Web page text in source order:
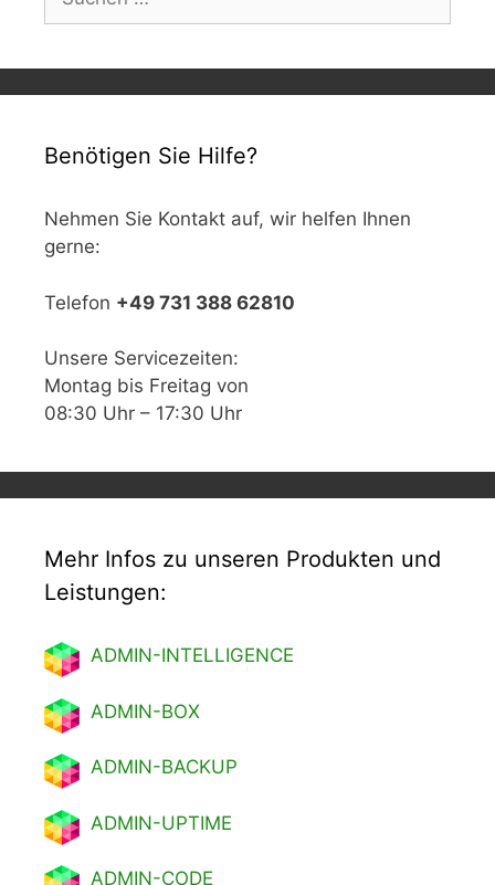
nach:
Benötigen Sie Hilfe?
Nehmen Sie Kontakt auf, wir helfen Ihnen
gerne:
Telefon +49 731 388 62810
Unsere Servicezeiten:
Montag bis Freitag von
08:30 Uhr – 17:30 Uhr
Mehr Infos zu unseren Produkten und
Leistungen:
ADMIN-INTELLIGENCE
ADMIN-BOX
ADMIN-BACKUP
ADMIN-UPTIME
ADMIN-CODE